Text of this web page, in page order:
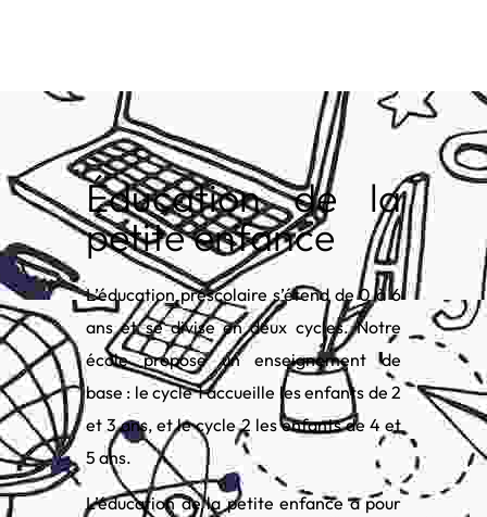
Éducation de la
petite enfance
L’éducation préscolaire s’étend de 0 à 6
ans et se divise en deux cycles. Notre
école propose un enseignement de
base : le cycle 1 accueille les enfants de 2
et 3 ans, et le cycle 2 les enfants de 4 et
5 ans.
L’éducation de la petite enfance a pour